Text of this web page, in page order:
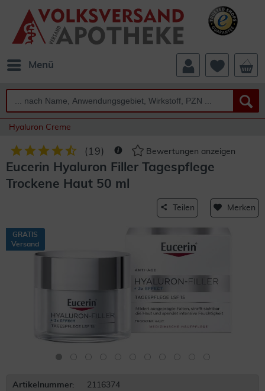
Menü
Hyaluron Creme
( 19) Bewertungen anzeigen
Eucerin Hyaluron Filler Tagespflege
Trockene Haut 50 ml
Teilen Merken
GRATIS
Versand
Artikelnummer:
2116374